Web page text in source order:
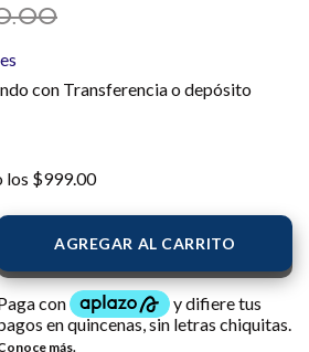
con Transferencia o depósito
los $999.00